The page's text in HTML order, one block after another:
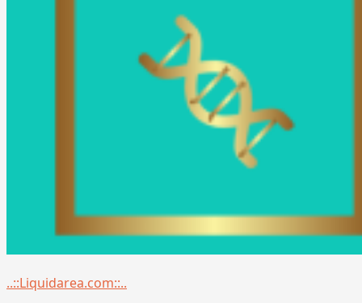
Menu
..::Liquidarea.com::..